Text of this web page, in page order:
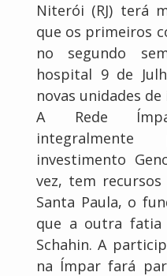
Niterói (RJ) terá
que os primeiros
no segundo
hospital 9 de
novas unidades
A Rede
investimento
vez, tem
Santa Paula, o
que a outra fatia
Schahin. A
na Ímpar fará